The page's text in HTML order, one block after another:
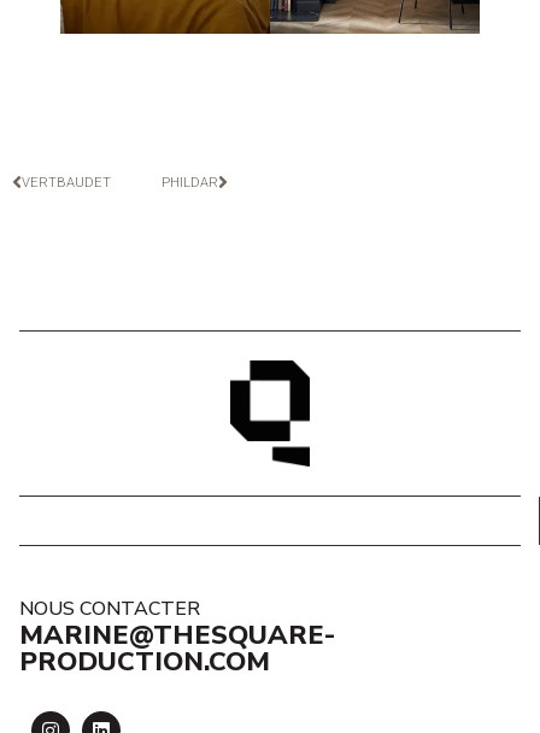
VERTBAUDET PHILDAR
NOUS CONTACTER
MARINE@THESQUARE-
PRODUCTION.COM